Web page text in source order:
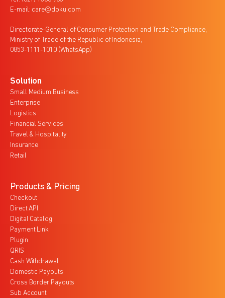
E-mail: care@doku.com
Directorate-General of Consumer Protection and Trade Compliance,
Ministry of Trade of the Republic of Indonesia,
0853-1111-1010 (WhatsApp)
Solution
Small Medium Business
Enterprise
Logistics
Financial Services
Travel & Hospitality
Insurance
Retail
Products & Pricing
Checkout
Direct API
Digital Catalog
Payment Link
Plugin
QRIS
Cash Withdrawal
Domestic Payouts
Cross Border Payouts
Sub Account